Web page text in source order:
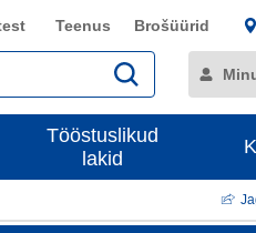
Teenus Brošüürid
Tööstuslikud
lakid